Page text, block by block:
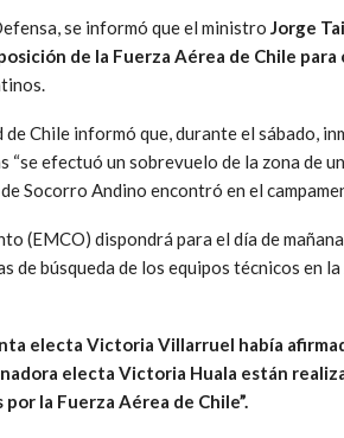
se informó que el ministro Jorge
de la Fuerza Aérea de Chile
de Chile informó que, durante el sábado,
“se efectuó un sobrevuelo de la zona de
Socorro Andino encontró en el
(EMCO) dispondrá para el día de
de búsqueda de los equipos técnicos en la
electa Victoria Villarruel había
electa Victoria Huala están
la Fuerza Aérea de Chile”.